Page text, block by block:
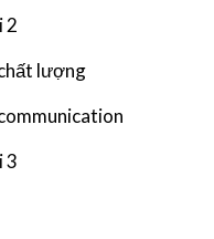
2
lượng
3